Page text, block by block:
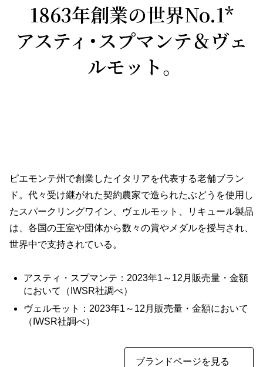
1863年創業の世界No.1*
アスティ・スプマンテ＆ヴェ
ルモット。
ピエモンテ州で創業したイタリアを代表する老舗ブラン
ド。代々受け継がれた契約農家で造られたぶどうを使用し
たスパークリングワイン、ヴェルモット、リキュール製品
は、各国の王室や団体から数々の賞やメダルを授与され、
世界中で支持されている。
アスティ・スプマンテ：2023年1～12月販売量・金額
において（IWSR社調べ）
ヴェルモット：2023年1～12月販売量・金額において
（IWSR社調べ）
ブランドページを見る